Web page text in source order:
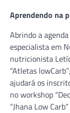
Aprendendo na
Abrindo a
especialista em
nutricionista
“Atletas
ajudará os
no workshop
“Jhana Low